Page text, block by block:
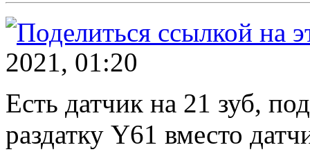
2021, 01:20
Есть датчик на 21 зуб,
раздатку Y61 вместо